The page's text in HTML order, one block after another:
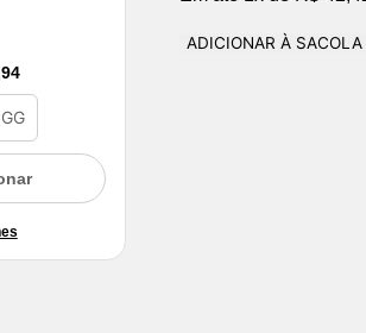
GG
ADICIONAR À SACOLA